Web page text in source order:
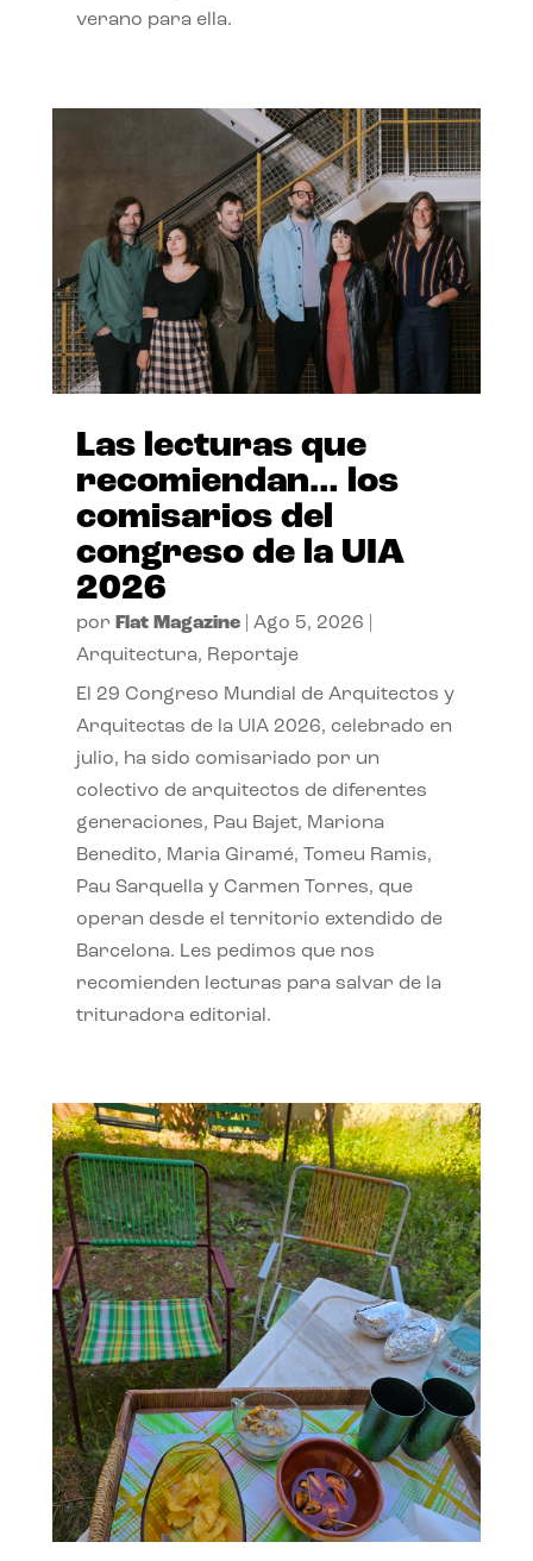
verano para ella.
Las lecturas que
recomiendan… los
comisarios del
congreso de la UIA
2026
por Flat Magazine| Ago 5, 2026
Arquitectura, Reportaje
El 29 Congreso Mundial de Arquitectos y
Arquitectas de la UIA 2026, celebrado en
julio, ha sido comisariado por un
colectivo de arquitectos de diferentes
generaciones, Pau Bajet, Mariona
Benedito, Maria Giramé, Tomeu Ramis,
Pau Sarquella y Carmen Torres, que
operan desde el territorio extendido de
Barcelona. Les pedimos que nos
recomienden lecturas para salvar de la
trituradora editorial.